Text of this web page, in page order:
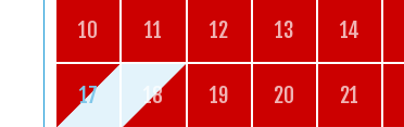
10 11 12 13 14
17 18 19 20 21